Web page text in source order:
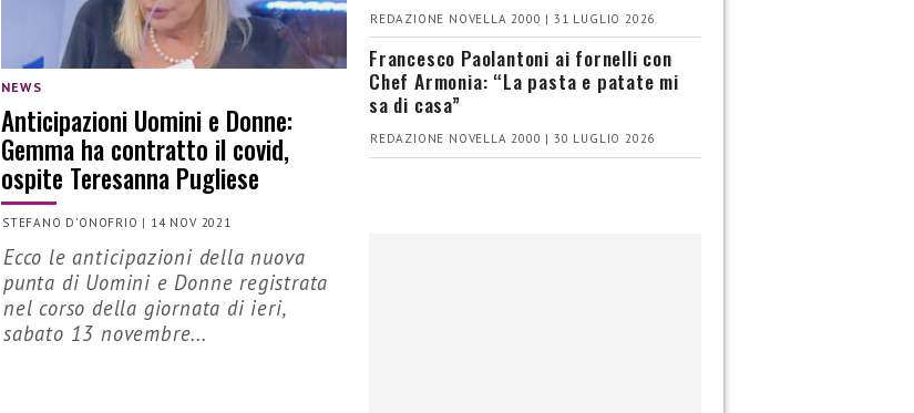
NEWS
Anticipazioni Uomini e Donne:
Gemma ha contratto il covid,
ospite Teresanna Pugliese
STEFANO D'ONOFRIO | 14 NOV 2021
Ecco le anticipazioni della nuova
punta di Uomini e Donne registrata
nel corso della giornata di ieri,
sabato 13 novembre...
REDAZIONE NOVELLA 2000 | 31 LUGLIO 2026
Francesco Paolantoni ai fornelli con
Chef Armonia: “La pasta e patate mi
sa di casa”
REDAZIONE NOVELLA 2000 | 30 LUGLIO 2026